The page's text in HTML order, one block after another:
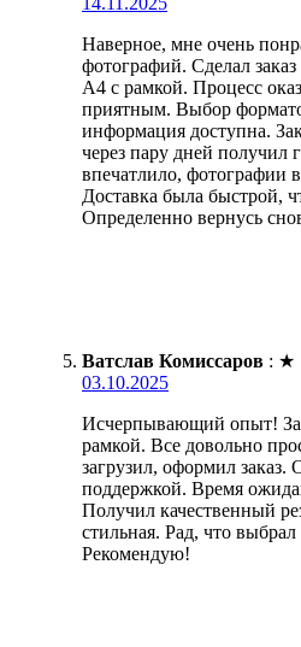
Наверное, мне очень
фотографий. Сделал
А4 с рамкой. Процесс
приятным. Выбор
информация доступна.
через пару дней получил
впечатлило, фотографии
Доставка была быстрой,
Определенно вернусь
Ватслав Комиссаров : ★
03.10.2025
Исчерпывающий опыт!
рамкой. Все довольно
загрузил, оформил заказ.
поддержкой. Время
Получил качественный
стильная. Рад, что
Рекомендую!